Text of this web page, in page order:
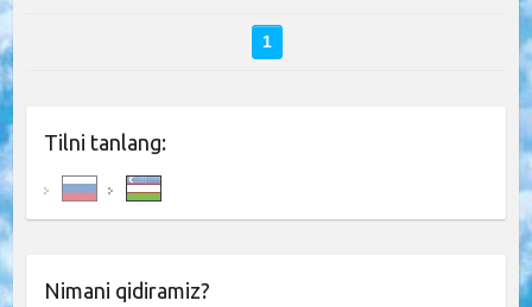
1
Tilni tanlang:
Nimani qidiramiz?